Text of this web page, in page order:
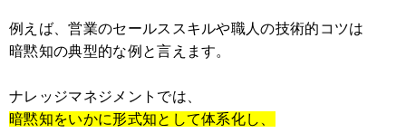
例えば、営業のセールススキルや職人の技術的コツは
暗黙知の典型的な例と言えます。
ナレッジマネジメントでは、
暗黙知をいかに形式知として体系化し、